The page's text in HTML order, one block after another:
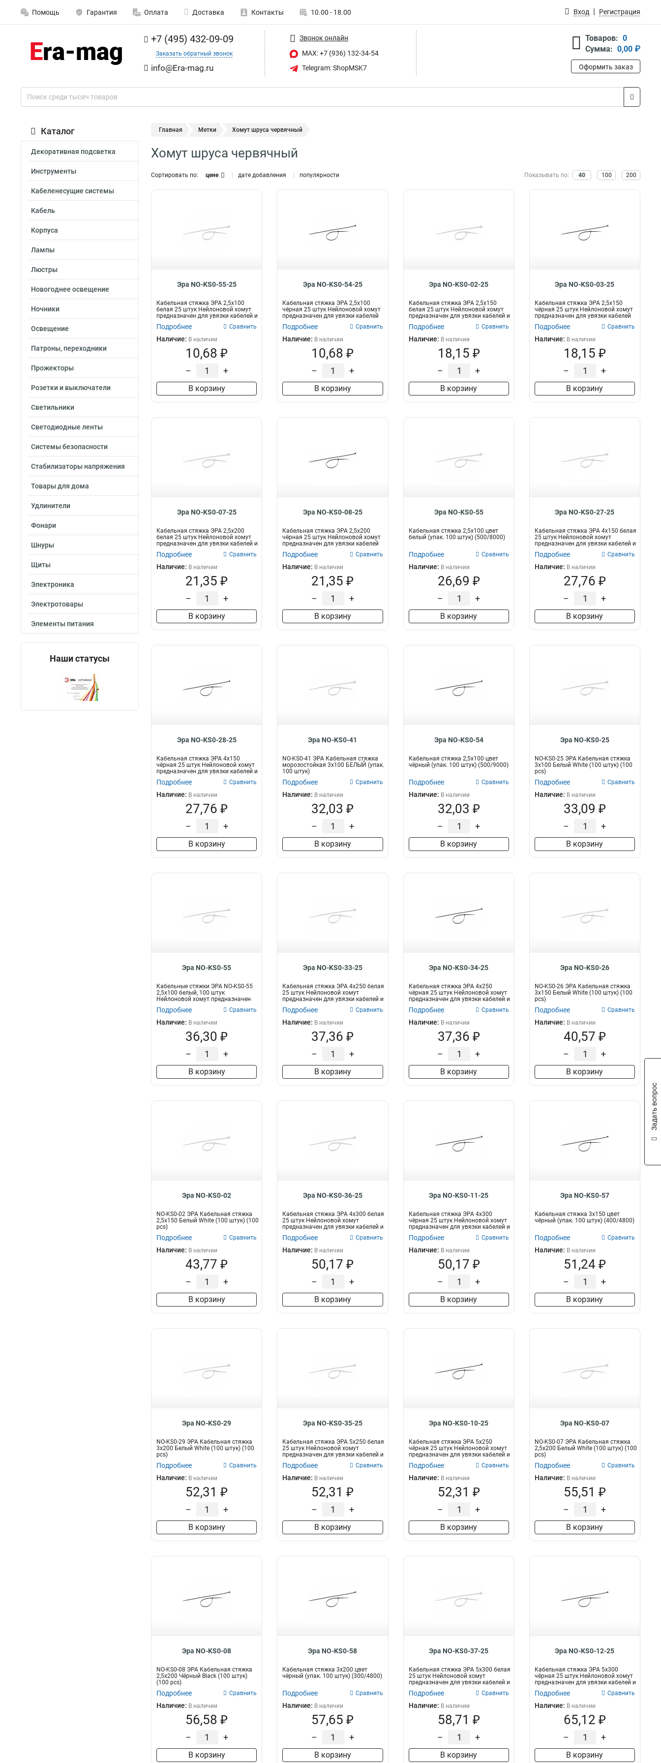
Помощь Гарантия Оплата Доставка Контакты 10.00 - 18.00 Вход Регистрация
+7 (495) 432-09-09
Заказать обратный звонок
info@Era-mag.ru
Звонок онлайн
MAX: +7 (936) 132-34-54
Telegram: ShopMSK7
Товаров: 0
Сумма: 0,00 ₽
Оформить заказ
Каталог
Декоративная подсветка
Инструменты
Кабеленесущие системы
Кабель
Корпуса
Лампы
Люстры
Новогоднее освещение
Ночники
Освещение
Патроны, переходники
Прожекторы
Розетки и выключатели
Светильники
Светодиодные ленты
Системы безопасности
Стабилизаторы напряжения
Товары для дома
Удлинители
Фонари
Шнуры
Щиты
Электроника
Электротовары
Элементы питания
Наши статусы
Главная Метки Хомут шруса червячный
Хомут шруса червячный
Сортировать по: цене дате добавления популярности Показывать по: 40 100 200
Эра NO-KS0-55-25
Кабельная стяжка ЭРА 2,5х100
белая 25 штук Нейлоновой хомут
предназначен для увязки кабелей и
Подробнее Сравнить
Наличие: В наличии
10,68 ₽
– +
В корзину
Эра NO-KS0-54-25
Кабельная стяжка ЭРА 2,5х100
чёрная 25 штук Нейлоновой хомут
предназначен для увязки кабелей
Подробнее Сравнить
Наличие: В наличии
10,68 ₽
– +
В корзину
Эра NO-KS0-02-25
Кабельная стяжка ЭРА 2,5х150
белая 25 штук Нейлоновой хомут
предназначен для увязки кабелей и
Подробнее Сравнить
Наличие: В наличии
18,15 ₽
– +
В корзину
Эра NO-KS0-03-25
Кабельная стяжка ЭРА 2,5х150
чёрная 25 штук Нейлоновой хомут
предназначен для увязки кабелей
Подробнее Сравнить
Наличие: В наличии
18,15 ₽
– +
В корзину
Эра NO-KS0-07-25
Кабельная стяжка ЭРА 2,5х200
белая 25 штук Нейлоновой хомут
предназначен для увязки кабелей и
Подробнее Сравнить
Наличие: В наличии
21,35 ₽
– +
В корзину
Эра NO-KS0-08-25
Кабельная стяжка ЭРА 2,5х200
чёрная 25 штук Нейлоновой хомут
предназначен для увязки кабелей
Подробнее Сравнить
Наличие: В наличии
21,35 ₽
– +
В корзину
Эра NO-KS0-55
Кабельная стяжка 2,5х100 цвет
белый (упак. 100 штук) (500/8000)
Подробнее Сравнить
Наличие: В наличии
26,69 ₽
– +
В корзину
Эра NO-KS0-27-25
Кабельная стяжка ЭРА 4х150 белая
25 штук Нейлоновой хомут
предназначен для увязки кабелей и
Подробнее Сравнить
Наличие: В наличии
27,76 ₽
– +
В корзину
Эра NO-KS0-28-25
Кабельная стяжка ЭРА 4х150
чёрная 25 штук Нейлоновой хомут
предназначен для увязки кабелей и
Подробнее Сравнить
Наличие: В наличии
27,76 ₽
– +
В корзину
Эра NO-KS0-41
NO-KS0-41 ЭРА Кабельная стяжка
морозостойкая 3x100 БЕЛЫЙ (упак.
100 штук)
Подробнее Сравнить
Наличие: В наличии
32,03 ₽
– +
В корзину
Эра NO-KS0-54
Кабельная стяжка 2,5х100 цвет
чёрный (упак. 100 штук) (500/9000)
Подробнее Сравнить
Наличие: В наличии
32,03 ₽
– +
В корзину
Эра NO-KS0-25
NO-KS0-25 ЭРА Кабельная стяжка
3х100 Белый White (100 штук) (100
pcs)
Подробнее Сравнить
Наличие: В наличии
33,09 ₽
– +
В корзину
Эра NO-KS0-55
Кабельные стяжки ЭРА NO-KS0-55
2,5х100 белый, 100 штук
Нейлоновой хомут предназначен
для увязки...
Подробнее Сравнить
Наличие: В наличии
36,30 ₽
– +
В корзину
Эра NO-KS0-33-25
Кабельная стяжка ЭРА 4x250 белая
25 штук Нейлоновой хомут
предназначен для увязки кабелей и
Подробнее Сравнить
Наличие: В наличии
37,36 ₽
– +
В корзину
Эра NO-KS0-34-25
Кабельная стяжка ЭРА 4x250
чёрная 25 штук Нейлоновой хомут
предназначен для увязки кабелей и
Подробнее Сравнить
Наличие: В наличии
37,36 ₽
– +
В корзину
Эра NO-KS0-26
NO-KS0-26 ЭРА Кабельная стяжка
3х150 Белый White (100 штук) (100
pcs)
Подробнее Сравнить
Наличие: В наличии
40,57 ₽
– +
В корзину
Эра NO-KS0-02
NO-KS0-02 ЭРА Кабельная стяжка
2,5х150 Белый White (100 штук) (100
pcs)
Подробнее Сравнить
Наличие: В наличии
43,77 ₽
– +
В корзину
Эра NO-KS0-36-25
Кабельная стяжка ЭРА 4x300 белая
25 штук Нейлоновой хомут
предназначен для увязки кабелей и
Подробнее Сравнить
Наличие: В наличии
50,17 ₽
– +
В корзину
Эра NO-KS0-11-25
Кабельная стяжка ЭРА 4x300
чёрная 25 штук Нейлоновой хомут
предназначен для увязки кабелей и
Подробнее Сравнить
Наличие: В наличии
50,17 ₽
– +
В корзину
Эра NO-KS0-57
Кабельная стяжка 3х150 цвет
чёрный (упак. 100 штук) (400/4800)
Подробнее Сравнить
Наличие: В наличии
51,24 ₽
– +
В корзину
Эра NO-KS0-29
NO-KS0-29 ЭРА Кабельная стяжка
3x200 Белый White (100 штук) (100
pcs)
Подробнее Сравнить
Наличие: В наличии
52,31 ₽
– +
В корзину
Эра NO-KS0-35-25
Кабельная стяжка ЭРА 5x250 белая
25 штук Нейлоновой хомут
предназначен для увязки кабелей и
Подробнее Сравнить
Наличие: В наличии
52,31 ₽
– +
В корзину
Эра NO-KS0-10-25
Кабельная стяжка ЭРА 5x250
чёрная 25 штук Нейлоновой хомут
предназначен для увязки кабелей и
Подробнее Сравнить
Наличие: В наличии
52,31 ₽
– +
В корзину
Эра NO-KS0-07
NO-KS0-07 ЭРА Кабельная стяжка
2,5х200 Белый White (100 штук) (100
pcs)
Подробнее Сравнить
Наличие: В наличии
55,51 ₽
– +
В корзину
Эра NO-KS0-08
NO-KS0-08 ЭРА Кабельная стяжка
2,5х200 Чёрный Black (100 штук)
(100 pcs)
Подробнее Сравнить
Наличие: В наличии
56,58 ₽
– +
В корзину
Эра NO-KS0-58
Кабельная стяжка 3x200 цвет
чёрный (упак. 100 штук) (300/4800)
Подробнее Сравнить
Наличие: В наличии
57,65 ₽
– +
В корзину
Эра NO-KS0-37-25
Кабельная стяжка ЭРА 5x300 белая
25 штук Нейлоновой хомут
предназначен для увязки кабелей и
Подробнее Сравнить
Наличие: В наличии
58,71 ₽
– +
В корзину
Эра NO-KS0-12-25
Кабельная стяжка ЭРА 5x300
чёрная 25 штук Нейлоновой хомут
предназначен для увязки кабелей и
Подробнее Сравнить
Наличие: В наличии
65,12 ₽
– +
В корзину
Задать вопрос